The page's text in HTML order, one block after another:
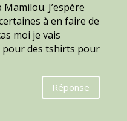
J’espère
à en faire de
moi je vais
pour des tshirts pour
Réponse